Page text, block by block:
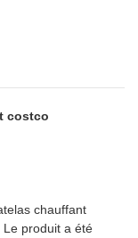
costco
chauffant
produit a été